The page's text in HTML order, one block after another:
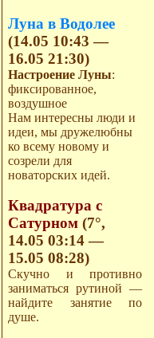
Луна в Водолее
(14.05 10:43 —
16.05 21:30)
Настроение Луны:
фиксированное,
воздушное
Нам интересны люди и
идеи, мы дружелюбны
ко всему новому и
созрели для
новаторских идей.
Квадратура с
Сатурном(7°,
14.05 03:14 —
15.05 08:28)
Скучно и противно
заниматься рутиной —
найдите занятие по
душе.